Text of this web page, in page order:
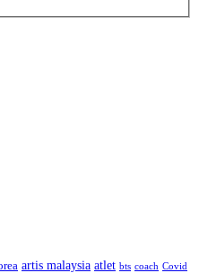
artis malaysia atlet bts coach Covid